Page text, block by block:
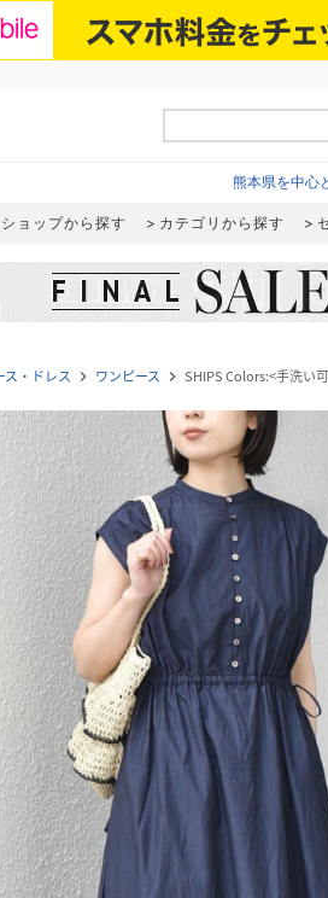
熊本県を中心
ショップから探す カテゴリから探す
ス・ドレス navigate_next ワンピース navigate_next SHIPS Colors:<手洗い